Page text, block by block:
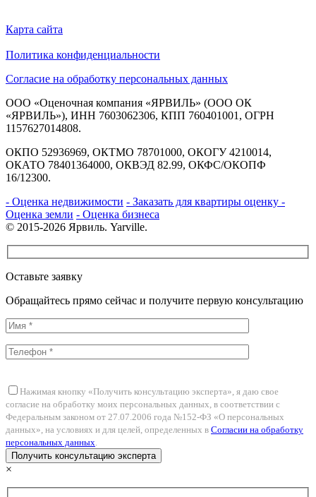
Карта сайта
Политика конфиденциальности
Согласие на обработку персональных данных
ООО «Оценочная компания «ЯРВИЛЬ» (ООО ОК
«ЯРВИЛЬ»), ИНН 7603062306, КПП 760401001, ОГРН
1157627014808.
ОКПО 52936969, ОКТМО 78701000, ОКОГУ 4210014,
ОКАТО 78401364000, ОКВЭД 82.99, ОКФС/ОКОПФ
16/12300.
- Оценка недвижимости - Заказать для квартиры оценку -
Оценка земли - Оценка бизнеса
© 2015-2026 Ярвиль. Yarville.
Оставьте заявку
Обращайтесь прямо сейчас и получите первую консультацию
Нажимая кнопку «Получить консультацию эксперта», я даю свое
согласие на обработку моих персональных данных, в соответствии с
Федеральным законом от 27.07.2006 года №152-ФЗ «О персональных
данных», на условиях и для целей, определенных в Согласии на обработку
персональных данных
×